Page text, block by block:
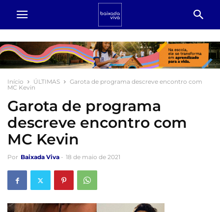
Início ÚLTIMAS
Garota de programa descreve encontro com
MC Kevin
Garota de programa
descreve encontro com
MC Kevin
Por Baixada Viva - 18 de maio de 2021